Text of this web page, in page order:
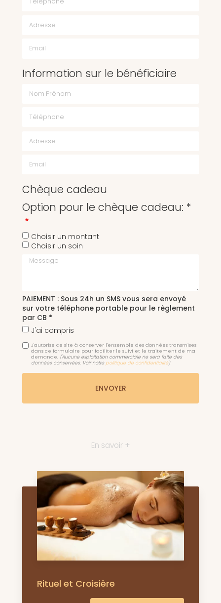
Information sur le bénéficiaire
Chèque cadeau
Option pour le chèque cadeau: *
Choisir un montant
Choisir un soin
Message
PAIEMENT : Sous 24h un SMS vous sera envoyé
sur votre téléphone portable pour le règlement
par CB *
J'ai compris
J'autorise ce site à conserver l'ensemble des données transmises
dans ce formulaire pour faciliter le suivi et le traitement de ma
demande. (Aucune exploitation commerciale ne sera faite des
données conservées. Voir notre politique de confidentialité)
En savoir +
Rituel et Croisière